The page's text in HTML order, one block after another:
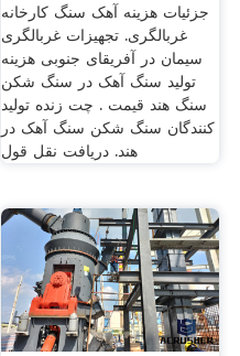
جزئیات هزینه آهک سنگ کارخانه
غربالگری. تجهیزات غربالگری
سیمان در آفریقای جنوبی هزینه
تولید سنگ آهک در سنگ شکن
سنگ هند قیمت . چت زنده تولید
کنندگان سنگ شکن سنگ آهک در
هند. دریافت نقل قول